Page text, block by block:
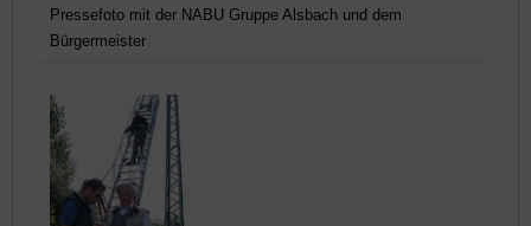
Pressefoto mit der NABU Gruppe Alsbach und dem
Bürgermeister